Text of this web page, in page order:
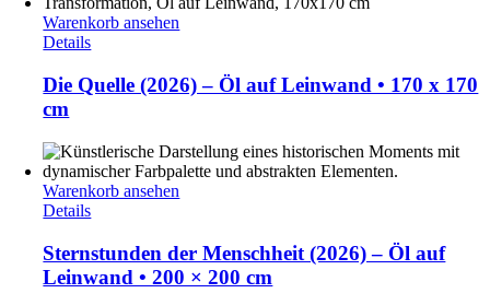
Warenkorb ansehen
Details
Die Quelle (2026) – Öl auf Leinwand • 170 x 170
cm
Warenkorb ansehen
Details
Sternstunden der Menschheit (2026) – Öl auf
Leinwand • 200 × 200 cm